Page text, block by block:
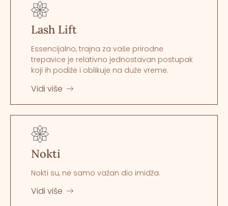
Lash Lift
Essencijalno, trajna za vaše prirodne
trepavice je relativno jednostavan postupak
koji ih podiže i oblikuje na duže vreme.
Vidi više
Nokti
Nokti su, ne samo važan dio imidža.
Vidi više